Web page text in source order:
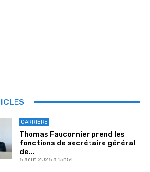
CARRIÈRE
Thomas Fauconnier prend les
fonctions de secrétaire général
de...
6 août 2026 à 15h54